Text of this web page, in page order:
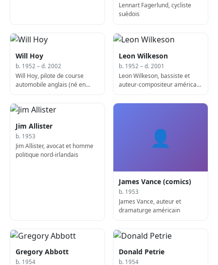
Lennart Fagerlund, cycliste
suédois
Will Hoy
b. 1952 – d. 2002
Will Hoy, pilote de course
automobile anglais (né en
Leon Wilkeson
b. 1952 – d. 2001
Leon Wilkeson, bassiste et
auteur-compositeur américain
Jim Allister
b. 1953
Jim Allister, avocat et homme
politique nord-irlandais
👤
James Vance (comics)
b. 1953
James Vance, auteur et
dramaturge américain
Gregory Abbott
b. 1954
Donald Petrie
b. 1954